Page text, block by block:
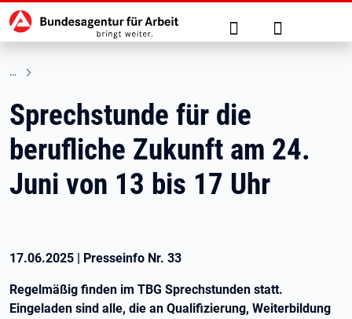
zu den Hauptinhalten springen
Hauptnavigation Suche Anmelden
Sprechstunde für die
berufliche Zukunft am 24.
Juni von 13 bis 17 Uhr
17.06.2025 | Presseinfo Nr. 33
Regelmäßig finden im TBG Sprechstunden statt.
Eingeladen sind alle, die an Qualifizierung, Weiterbildung